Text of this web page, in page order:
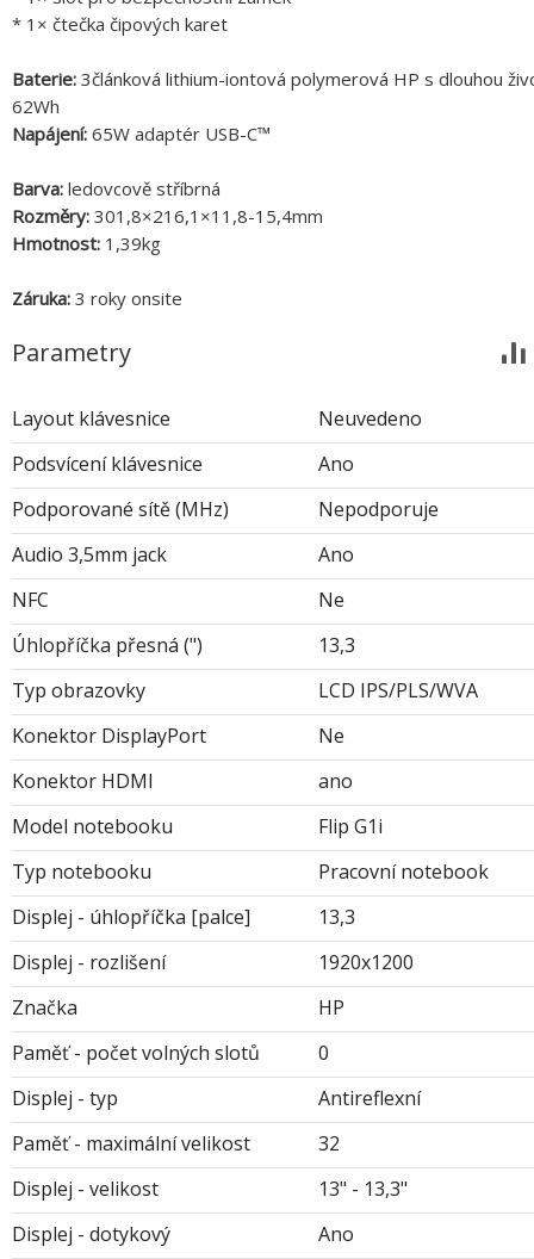
* 1× čtečka čipových karet
Baterie: 3článková lithium-iontová polymerová HP s dlouhou
62Wh
Napájení: 65W adaptér USB-C™
Barva: ledovcově stříbrná
Rozměry: 301,8×216,1×11,8-15,4mm
Hmotnost: 1,39kg
Záruka: 3 roky onsite
Parametry
Layout klávesnice
Neuvedeno
Podsvícení klávesnice
Ano
Podporované sítě (MHz)
Nepodporuje
Audio 3,5mm jack
Ano
NFC
Ne
Úhlopříčka přesná (")
13,3
Typ obrazovky
LCD IPS/PLS/WVA
Konektor DisplayPort
Ne
Konektor HDMI
ano
Model notebooku
Flip G1i
Typ notebooku
Pracovní notebook
Displej - úhlopříčka [palce]
13,3
Displej - rozlišení
1920x1200
Značka
HP
Paměť - počet volných slotů
0
Displej - typ
Antireflexní
Paměť - maximální velikost
32
Displej - velikost
13" - 13,3"
Displej - dotykový
Ano